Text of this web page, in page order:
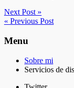
Next Post »
« Previous Post
Menu
Sobre mi
Servicios de